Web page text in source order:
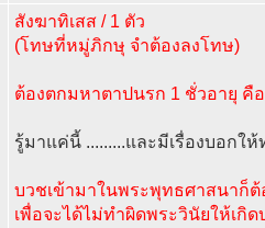
สังฆาทิเสส / 1 ตัว
(โทษที่หมู่ภิกษุ จำต้องลงโทษ)
ต้องตกมหาตาปนรก 1 ชั่วอายุ คื
รู้มาแค่นี้ .........และมีเรื่องบอกใ
บวชเข้ามาในพระพุทธศาสนาก็ต้
เพื่อจะได้ไม่ทำผิดพระวินัยให้เกิ